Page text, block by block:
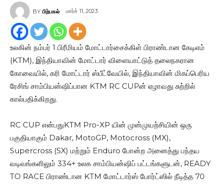
BY பிற்பகல் மார்ச் 11, 2023
உலகின் நம்பர் 1 பிரீமியம் மோட்டார்சைக்கிள் பிராண்டான கேடிஎம்
(KTM), இந்தியாவின் மோட்டார் விளையாட்டுத் தலைநகரான
கோவையில், கரி மோட்டார் ஸ்பீட்வேயில், இந்தியாவின் மிகப்பெரிய
ரேசிங் சாம்பியன்ஷிப்பான KTM RC CUPன் ஏழாவது சுற்றில்
கால்பதிக்கிறது.
RC CUP என்பதுKTM Pro-XP யின் முன்முயற்சியின் ஒரு
பகுதியாகும் Dakar, MotoGP, Motocross (MX),
Supercross (SX) மற்றும் Enduro போன்ற அனைத்து பந்தய
வடிவங்களிலும் 334+ உலக சாம்பியன்ஷிப் பட்டங்களுடன், READY
TO RACE பிராண்டான KTM மோட்டார்ஸ் போர்ட்ஸில் நீடித்த 70